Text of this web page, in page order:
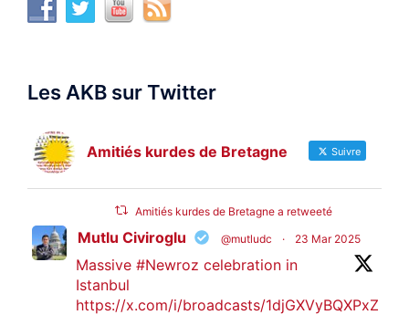
Les AKB sur Twitter
Amitiés kurdes de Bretagne Suivre
Amitiés kurdes de Bretagne a retweeté
Mutlu Civiroglu @mutludc · 23 Mar 2025
Massive #Newroz celebration in
Istanbul
https://x.com/i/broadcasts/1djGXVyBQXPxZ